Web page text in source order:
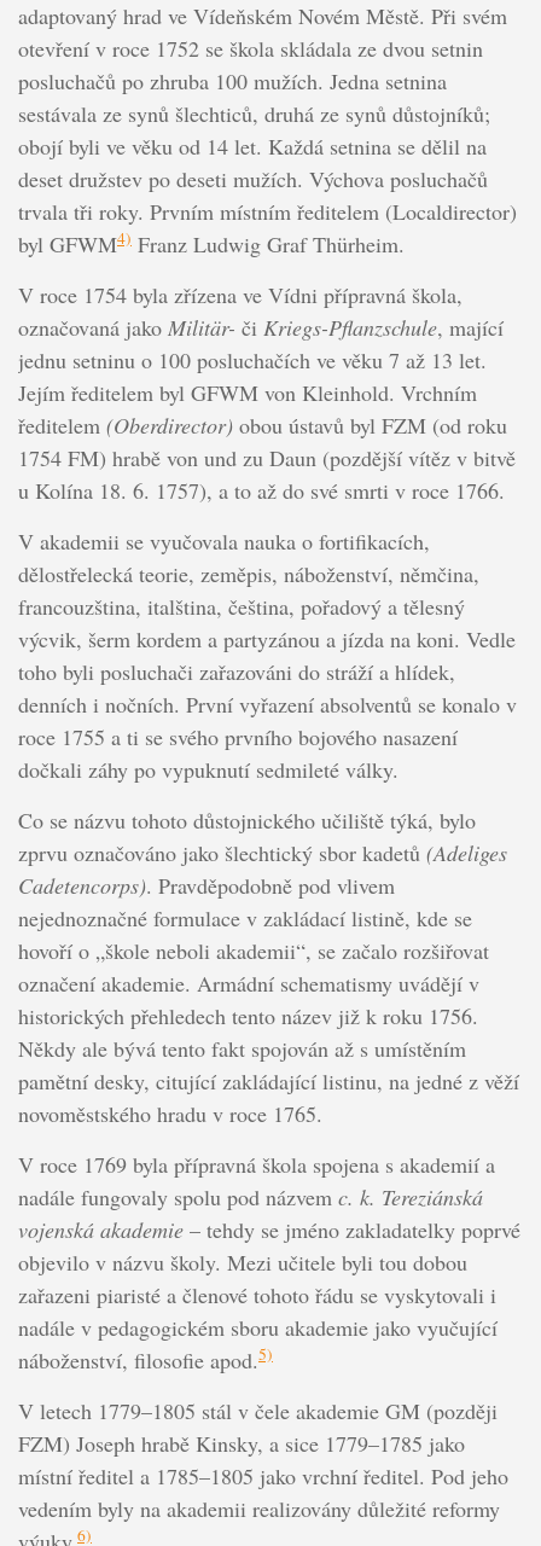
adaptovaný hrad ve Vídeňském Novém Městě. Při svém
otevření v roce 1752 se škola skládala ze dvou setnin
posluchačů po zhruba 100 mužích. Jedna setnina
sestávala ze synů šlechticů, druhá ze synů důstojníků;
obojí byli ve věku od 14 let. Každá setnina se dělil na
deset družstev po deseti mužích. Výchova posluchačů
trvala tři roky. Prvním místním ředitelem (Localdirector)
byl GFWM4)Franz Ludwig Graf Thürheim.
V roce 1754 byla zřízena ve Vídni přípravná škola,
označovaná jako Militär- čiKriegs-Pflanzschule, mající
jednu setninu o 100 posluchačích ve věku 7 až 13 let.
Jejím ředitelem byl GFWM von Kleinhold. Vrchním
ředitelem (Oberdirector)obou ústavů byl FZM (od roku
1754 FM) hrabě von und zu Daun (pozdější vítěz v bitvě
u Kolína 18. 6. 1757), a to až do své smrti v roce 1766.
V akademii se vyučovala nauka o fortifikacích,
dělostřelecká teorie, zeměpis, náboženství, němčina,
francouzština, italština, čeština, pořadový a tělesný
výcvik, šerm kordem a partyzánou a jízda na koni. Vedle
toho byli posluchači zařazováni do stráží a hlídek,
denních i nočních. První vyřazení absolventů se konalo v
roce 1755 a ti se svého prvního bojového nasazení
dočkali záhy po vypuknutí sedmileté války.
Co se názvu tohoto důstojnického učiliště týká, bylo
zprvu označováno jako šlechtický sbor kadetů (Adeliges
Cadetencorps). Pravděpodobně pod vlivem
nejednoznačné formulace v zakládací listině, kde se
hovoří o „škole neboli akademii“, se začalo rozšiřovat
označení akademie. Armádní schematismy uvádějí v
historických přehledech tento název již k roku 1756.
Někdy ale bývá tento fakt spojován až s umístěním
pamětní desky, citující zakládající listinu, na jedné z věží
novoměstského hradu v roce 1765.
V roce 1769 byla přípravná škola spojena s akademií a
nadále fungovaly spolu pod názvem c. k. Tereziánská
vojenská akademie– tehdy se jméno zakladatelky poprvé
objevilo v názvu školy. Mezi učitele byli tou dobou
zařazeni piaristé a členové tohoto řádu se vyskytovali i
nadále v pedagogickém sboru akademie jako vyučující
náboženství, filosofie apod.5)
V letech 1779–1805 stál v čele akademie GM (později
FZM) Joseph hrabě Kinsky, a sice 1779–1785 jako
místní ředitel a 1785–1805 jako vrchní ředitel. Pod jeho
vedením byly na akademii realizovány důležité reformy
6)